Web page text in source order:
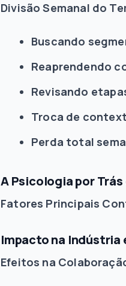
Divisão Semanal do
Buscando
Reaprendendo
Revisando
Troca de
Perda total
A Psicologia por
Fatores Principais
Impacto na Indústria
Efeitos na